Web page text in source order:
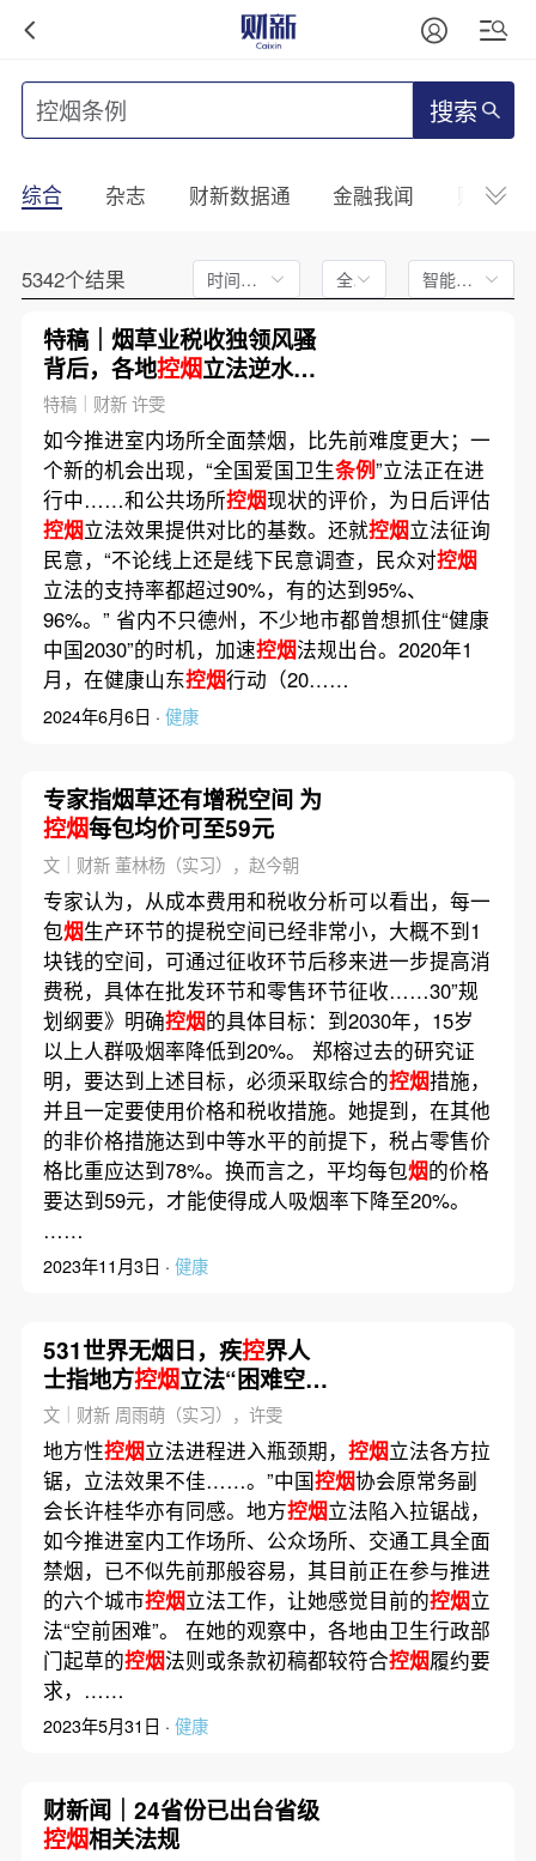
搜索
综合 杂志 财新数据通 金融我闻 财新
5342个结果 时间不限 全文 智能排序
特稿｜烟草业税收独领风骚
背后，各地控烟立法逆水行
舟
特稿｜财新 许雯
如今推进室内场所全面禁烟，比先前难度更大；一
个新的机会出现，“全国爱国卫生条例”立法正在进
行中……和公共场所控烟现状的评价，为日后评估
控烟立法效果提供对比的基数。还就控烟立法征询
民意，“不论线上还是线下民意调查，民众对控烟
立法的支持率都超过90%，有的达到95%、
96%。” 省内不只德州，不少地市都曾想抓住“健康
中国2030”的时机，加速控烟法规出台。2020年1
月，在健康山东控烟行动（20……
2024年6月6日 · 健康
专家指烟草还有增税空间 为
控烟每包均价可至59元
文｜财新 董林杨（实习），赵今朝
专家认为，从成本费用和税收分析可以看出，每一
包烟生产环节的提税空间已经非常小，大概不到1
块钱的空间，可通过征收环节后移来进一步提高消
费税，具体在批发环节和零售环节征收……30”规
划纲要》明确控烟的具体目标：到2030年，15岁
以上人群吸烟率降低到20%。 郑榕过去的研究证
明，要达到上述目标，必须采取综合的控烟措施，
并且一定要使用价格和税收措施。她提到，在其他
的非价格措施达到中等水平的前提下，税占零售价
格比重应达到78%。换而言之，平均每包烟的价格
要达到59元，才能使得成人吸烟率下降至20%。
……
2023年11月3日 · 健康
531世界无烟日，疾控界人
士指地方控烟立法“困难空
前”
文｜财新 周雨萌（实习），许雯
地方性控烟立法进程进入瓶颈期， 控烟立法各方拉
锯，立法效果不佳……。”中国控烟协会原常务副
会长许桂华亦有同感。地方控烟立法陷入拉锯战，
如今推进室内工作场所、公众场所、交通工具全面
禁烟，已不似先前那般容易，其目前正在参与推进
的六个城市控烟立法工作，让她感觉目前的控烟立
法“空前困难”。 在她的观察中，各地由卫生行政部
门起草的控烟法则或条款初稿都较符合控烟履约要
求，……
2023年5月31日 · 健康
财新闻｜24省份已出台省级
控烟相关法规